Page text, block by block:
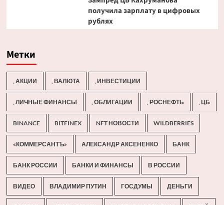
получила зарплату в цифровых
рублях
Метки
, АКЦИИ , ВАЛЮТА , ИНВЕСТИЦИИ
, ЛИЧНЫЕ ФИНАНСЫ , ОБЛИГАЦИИ , РОСНЕФТЬ , ЦБ
BINANCE BITFINEX NFT НОВОСТИ WILDBERRIES
«КОММЕРСАНТЪ» АЛЕКСАНДР АКСЕНЕНКО БАНК
БАНК РОССИИ БАНКИ И ФИНАНСЫ В РОССИИ
ВИДЕО ВЛАДИМИР ПУТИН ГОСДУМЫ ДЕНЬГИ